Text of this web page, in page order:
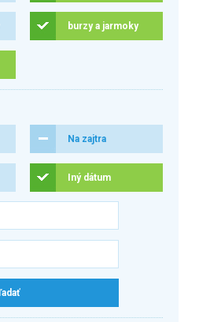
burzy a jarmoky
Na zajtra
Iný dátum